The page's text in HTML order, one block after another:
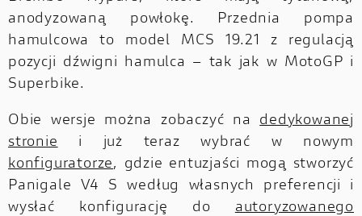
anodyzowaną powłokę. Przednia pompa
hamulcowa to model MCS 19.21 z regulacją
pozycji dźwigni hamulca – tak jak w MotoGP i
Superbike.
Obie wersje można zobaczyć na dedykowanej
stronie i już teraz wybrać w nowym
konfiguratorze, gdzie entuzjaści mogą stworzyć
Panigale V4 S według własnych preferencji i
wysłać konfigurację do autoryzowanego